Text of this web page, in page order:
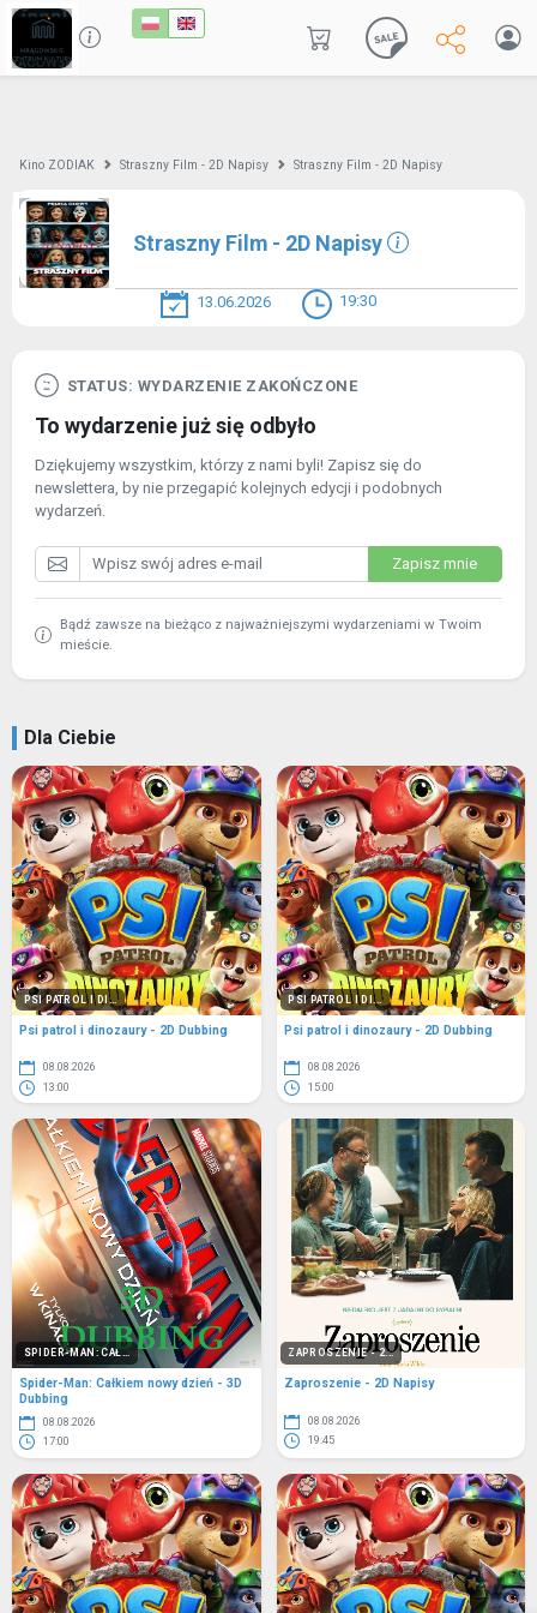
Kino ZODIAK Straszny Film - 2D Napisy Straszny Film - 2D Napisy
Straszny Film - 2D Napisy
13.06.2026 19:30
STATUS: WYDARZENIE ZAKOŃCZONE
To wydarzenie już się odbyło
Dziękujemy wszystkim, którzy z nami byli! Zapisz się do
newslettera, by nie przegapić kolejnych edycji i podobnych
wydarzeń.
Zapisz mnie
Bądź zawsze na bieżąco z najważniejszymi wydarzeniami w Twoim
mieście.
Dla Ciebie
PSI PATROL I DI...
Psi patrol i dinozaury - 2D Dubbing
08.08.2026
13:00
PSI PATROL I DI...
Psi patrol i dinozaury - 2D Dubbing
08.08.2026
15:00
SPIDER-MAN: CAŁ...
Spider-Man: Całkiem nowy dzień - 3D
Dubbing
08.08.2026
17:00
ZAPROSZENIE - 2...
Zaproszenie - 2D Napisy
08.08.2026
19:45